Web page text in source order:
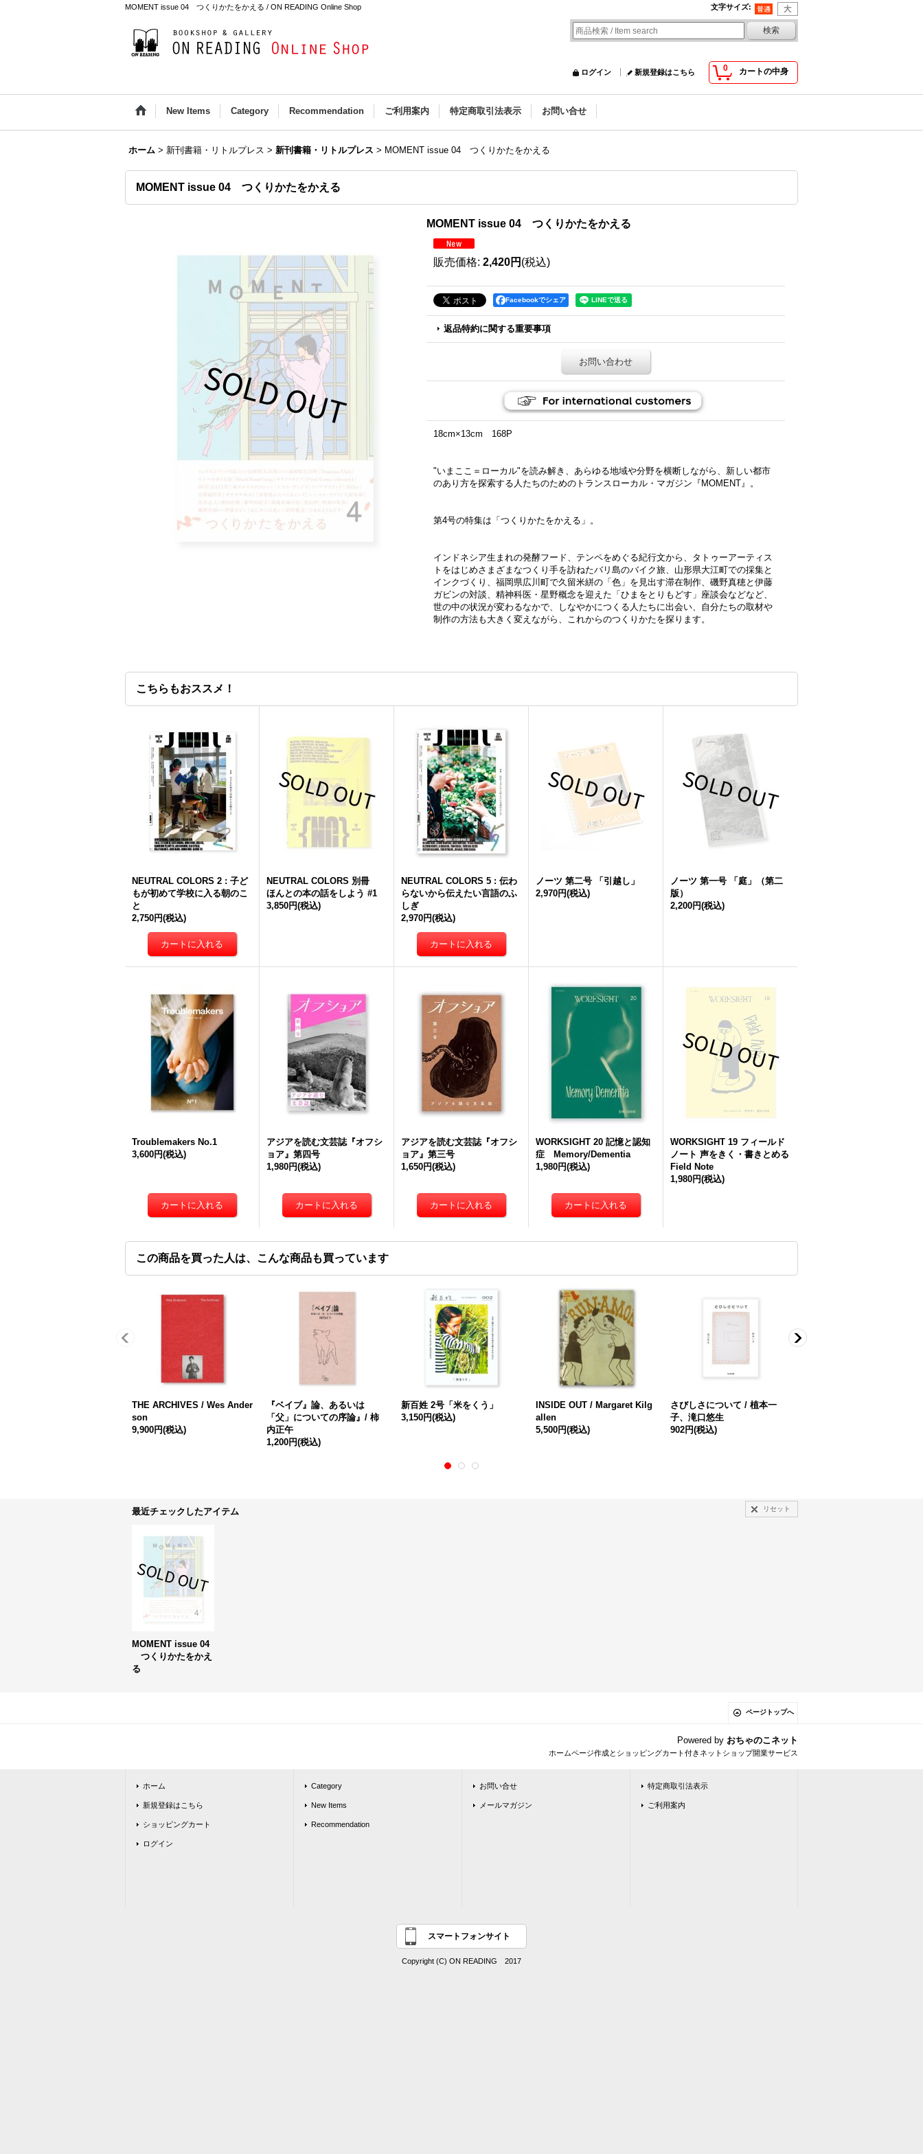
MOMENT issue 04 つくりかたをかえる / ON READING Online Shop 文字サイズ:
0 カートの中身
ログイン 新規登録はこちら
New Items Category Recommendation ご利用案内 特定商取引法表示 お問い合せ
ホーム > 新刊書籍・リトルプレス > 新刊書籍・リトルプレス > MOMENT issue 04 つくりかたをかえる
MOMENT issue 04 つくりかたをかえる
MOMENT issue 04 つくりかたをかえる
販売価格: 2,420円 (税込)
Facebookでシェア
返品特約に関する重要事項
お問い合わせ
18cm×13cm 168P
"いまここ＝ローカル"を読み解き、あらゆる地域や分野を横断しながら、新しい都市
のあり方を探索する人たちのためのトランスローカル・マガジン『MOMENT』。
第4号の特集は「つくりかたをかえる」。
インドネシア生まれの発酵フード、テンペをめぐる紀行文から、タトゥーアーティス
トをはじめさまざまなつくり手を訪ねたバリ島のバイク旅、山形県大江町での採集と
インクづくり、福岡県広川町で久留米絣の「色」を見出す滞在制作、磯野真穂と伊藤
ガビンの対談、精神科医・星野概念を迎えた「ひまをとりもどす」座談会などなど、
世の中の状況が変わるなかで、しなやかにつくる人たちに出会い、自分たちの取材や
制作の方法も大きく変えながら、これからのつくりかたを探ります。
こちらもおススメ！
NEUTRAL COLORS 2 : 子ど
もが初めて学校に入る朝のこ
と
2,750円(税込)
NEUTRAL COLORS 別冊
ほんとの本の話をしよう #1
3,850円(税込)
NEUTRAL COLORS 5 : 伝わ
らないから伝えたい言語のふ
しぎ
2,970円(税込)
ノーツ 第二号 「引越し」
2,970円(税込)
ノーツ 第一号 「庭」（第二
版）
2,200円(税込)
Troublemakers No.1
3,600円(税込)
アジアを読む文芸誌『オフシ
ョア』第四号
1,980円(税込)
アジアを読む文芸誌『オフシ
ョア』第三号
1,650円(税込)
WORKSIGHT 20 記憶と認知
症 Memory/Dementia
1,980円(税込)
WORKSIGHT 19 フィールド
ノート 声をきく・書きとめる
Field Note
1,980円(税込)
この商品を買った人は、こんな商品も買っています
THE ARCHIVES / Wes Ander
son
9,900円(税込)
『ベイブ』論、あるいは
「父」についての序論』/ 柿
内正午
1,200円(税込)
新百姓 2号「米をくう」
3,150円(税込)
INSIDE OUT / Margaret Kilg
allen
5,500円(税込)
さびしさについて / 植本一
子、滝口悠生
902円(税込)
最近チェックしたアイテム リセット
MOMENT issue 04
つくりかたをかえ
る
ページトップへ
Powered by おちゃのこネット
ホームページ作成とショッピングカート付きネットショップ開業サービス
ホーム
新規登録はこちら
ショッピングカート
ログイン
Category
New Items
Recommendation
お問い合せ
メールマガジン
特定商取引法表示
ご利用案内
スマートフォンサイト
Copyright (C) ON READING 2017